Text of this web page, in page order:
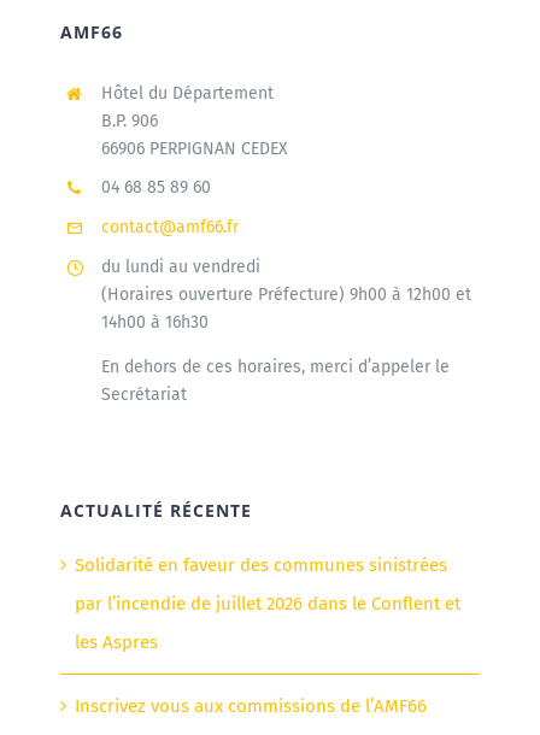
AMF66
Hôtel du Département
B.P. 906
66906 PERPIGNAN CEDEX
04 68 85 89 60
contact@amf66.fr
du lundi au vendredi
(Horaires ouverture Préfecture) 9h00 à 12h00 et
14h00 à 16h30
En dehors de ces horaires, merci d’appeler le
Secrétariat
ACTUALITÉ RÉCENTE
Solidarité en faveur des communes sinistrées
par l’incendie de juillet 2026 dans le Conflent et
les Aspres
Inscrivez vous aux commissions de l’AMF66